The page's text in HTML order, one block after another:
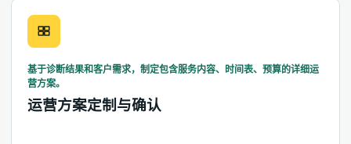
基于诊断结果和客户需求，制定包含服务内容、时间表、预算的详细运
营方案。
运营方案定制与确认